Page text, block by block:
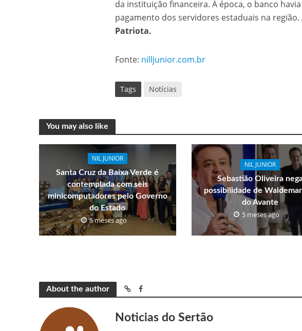
da instituição financeira. À época, o banco
pagamento dos servidores estaduais na
Patriota.
Fonte: nilljunior.com.br
Tags Notícias
You may also like
NIL JUNIOR
Santa Cruz da Baixa Verde é
contemplada com seis
minicomputadores pelo Governo
do Estado
5 meses ago
NIL JUNIOR
Sebastião Oliveira
possibilidade de
do Avante
5 meses ago
About the author
Noticias do Sertão